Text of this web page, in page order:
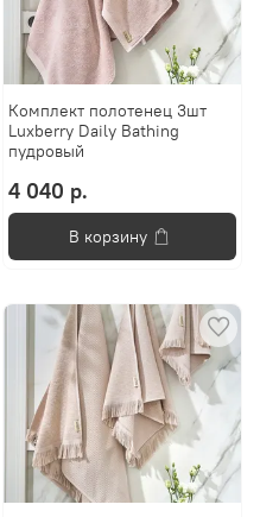
Комплект полотенец 3шт
Luxberry Daily Bathing
пудровый
4 040 р.
В корзину